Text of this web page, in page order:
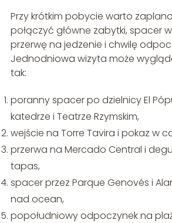
Przy krótkim pobycie warto
połączyć główne zabytki, spacer
przerwę na jedzenie i chwilę
Jednodniowa wizyta może
tak:
poranny spacer po dzielnicy El
katedrze i Teatrze Rzymskim,
wejście na Torre Tavira i pokaz w
przerwa na Mercado Central i
tapas,
spacer przez Parque Genovés i
nad ocean,
popołudniowy odpoczynek na